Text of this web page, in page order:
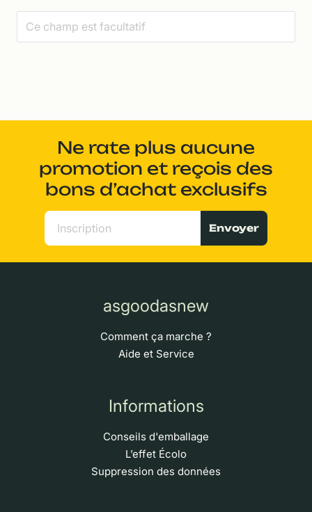
Ne rate plus aucune
promotion et reçois des
bons d’achat exclusifs
Envoyer
asgoodasnew
Comment ça marche ?
Aide et Service
Informations
Conseils d'emballage
L’effet Écolo
Suppression des données